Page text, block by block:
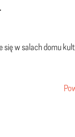
w salach domu